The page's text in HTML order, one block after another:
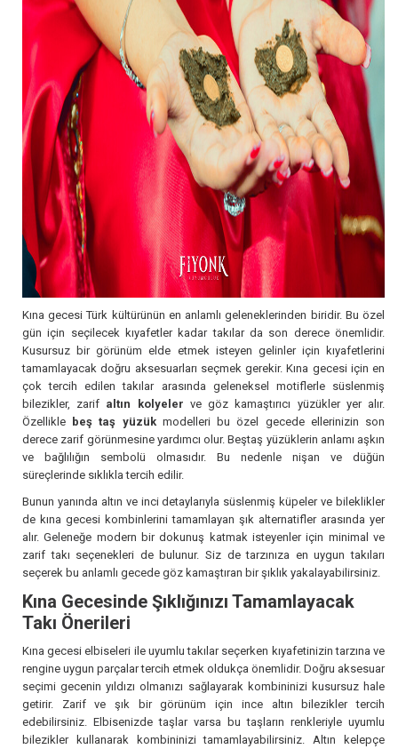
Kına gecesi Türk kültürünün en anlamlı geleneklerinden biridir. Bu özel
gün için seçilecek kıyafetler kadar takılar da son derece önemlidir.
Kusursuz bir görünüm elde etmek isteyen gelinler için kıyafetlerini
tamamlayacak doğru aksesuarları seçmek gerekir. Kına gecesi için en
çok tercih edilen takılar arasında geleneksel motiflerle süslenmiş
bilezikler, zarif altın kolyeler ve göz kamaştırıcı yüzükler yer alır.
Özellikle beş taş yüzük modelleri
bu özel gecede ellerinizin son
derece zarif görünmesine yardımcı olur. Beştaş yüzüklerin anlamı aşkın
ve bağlılığın sembolü olmasıdır. Bu nedenle nişan ve düğün
süreçlerinde sıklıkla tercih edilir.
Bunun yanında altın ve inci detaylarıyla süslenmiş küpeler ve bileklikler
de kına gecesi kombinlerini tamamlayan şık alternatifler arasında yer
alır. Geleneğe modern bir dokunuş katmak isteyenler için minimal ve
zarif takı seçenekleri de bulunur. Siz de tarzınıza en uygun takıları
seçerek bu anlamlı gecede göz kamaştıran bir şıklık yakalayabilirsiniz.
Kına Gecesinde Şıklığınızı Tamamlayacak
Takı Önerileri
Kına gecesi elbiseleri ile uyumlu takılar seçerken kıyafetinizin tarzına ve
rengine uygun parçalar tercih etmek oldukça önemlidir. Doğru aksesuar
seçimi gecenin yıldızı olmanızı sağlayarak kombininizi kusursuz hale
getirir. Zarif ve şık bir görünüm için ince altın bilezikler tercih
edebilirsiniz. Elbisenizde taşlar varsa bu taşların renkleriyle uyumlu
bilezikler kullanarak kombininizi tamamlayabilirsiniz. Altın kelepçe